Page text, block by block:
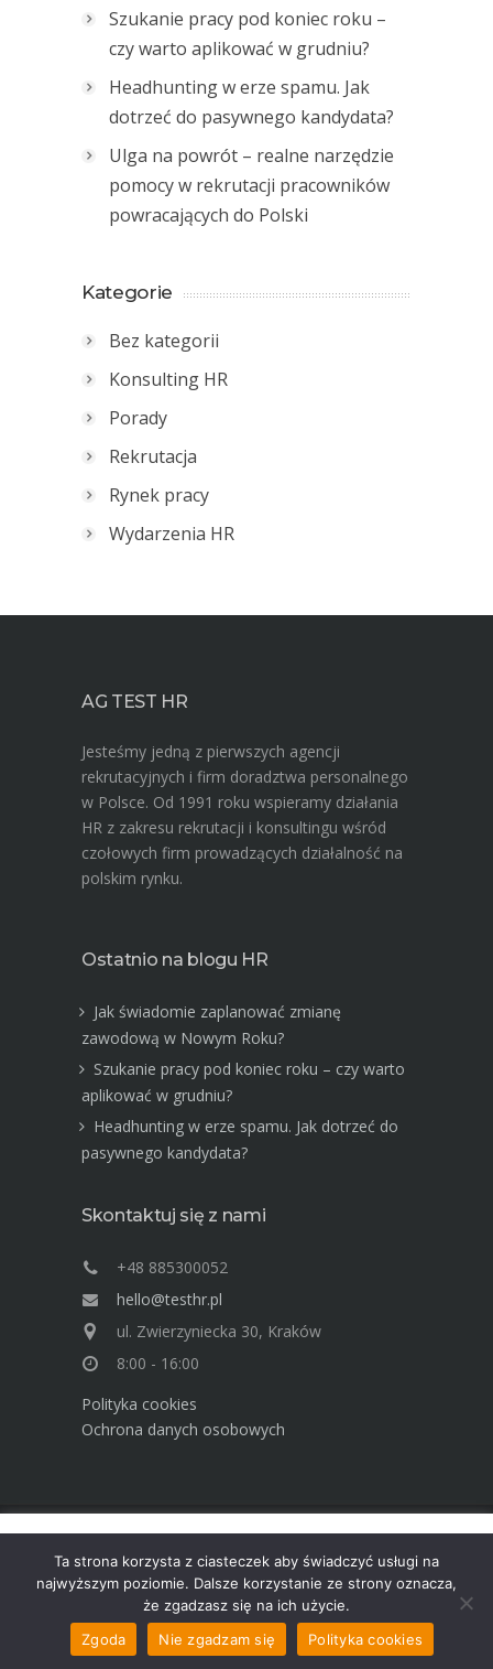
Szukanie pracy pod koniec roku –
czy warto aplikować w grudniu?
Headhunting w erze spamu. Jak
dotrzeć do pasywnego kandydata?
Ulga na powrót – realne narzędzie
pomocy w rekrutacji pracowników
powracających do Polski
Kategorie
Bez kategorii
Konsulting HR
Porady
Rekrutacja
Rynek pracy
Wydarzenia HR
AG TEST HR
Jesteśmy jedną z pierwszych agencji
rekrutacyjnych i firm doradztwa personalnego
w Polsce. Od 1991 roku wspieramy działania
HR z zakresu rekrutacji i konsultingu wśród
czołowych firm prowadzących działalność na
polskim rynku.
Ostatnio na blogu HR
Jak świadomie zaplanować zmianę
zawodową w Nowym Roku?
Szukanie pracy pod koniec roku – czy warto
aplikować w grudniu?
Headhunting w erze spamu. Jak dotrzeć do
pasywnego kandydata?
Skontaktuj się z nami
+48 885300052
hello@testhr.pl
ul. Zwierzyniecka 30, Kraków
8:00 - 16:00
Polityka cookies
Ochrona danych osobowych
Advisory Group TEST Human Resources ©
2025
używania. Korzystając ze strony wyrażasz zgodę na używanie
cookies, zgodnie z aktualnymi ustawieniami przeglądarki.
Dowiedz się więcej
Akceptuję
Ta strona korzysta z ciasteczek aby świadczyć usługi na
najwyższym poziomie. Dalsze korzystanie ze strony oznacza,
że zgadzasz się na ich użycie.
Zgoda
Nie zgadzam się Polityka cookies